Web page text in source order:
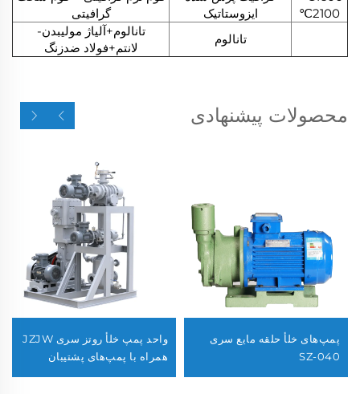
2100℃
ایزوستاتیک
گرافیتی
تانالوم
تانالوم+آلیاژ مولیبدن-
لانتم+فولاد ضدزنگ
محصولات پیشنهادی
پمپ‌های خلأ حلقه مایع سری
SZ-040
واحد پمپ خلأ روتز سری JZJW
همراه با پمپ‌های پشتیبان